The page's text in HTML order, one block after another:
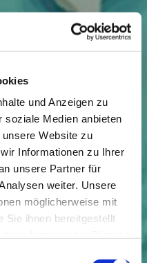
und Anzeigen zu
soziale Medien anbieten
Website zu
Informationen zu Ihrer
unsere Partner für
weiter. Unsere
möglicherweise mit
Sie ihnen bereitgestellt